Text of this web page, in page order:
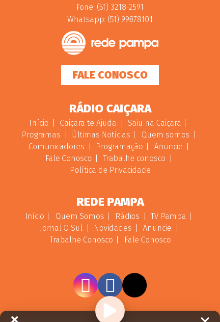
Fone: (51) 3218-2591
Whatsapp: (51) 99878101
FALE CONOSCO
RÁDIO CAIÇARA
Início Caiçara te Ajuda
Saiu na Caiçara
Programas
Últimas Notícias
Quem somos
Comunicadores
Programação
Anuncie
Fale Conosco
Trabalhe conosco
Política de Privacidade
REDE PAMPA
Início Quem Somos Rádios
TV Pampa
Jornal O Sul
Novidades
Anuncie
Trabalhe Conosco
Fale Conosco